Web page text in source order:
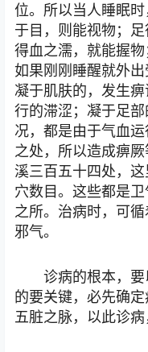
位。所以当人睡眠
于目，则能视物；
得血之濡，就能握物
如果刚刚睡醒就外出
凝于肌肤的，发生
行的滞涩；凝于足
况，都是由于气血
之处，所以造成痹
溪三百五十四处，
穴数目。这些都是
之所。治病时，可
邪气。
诊病的根本，
的要关键，必先确
五脏之脉，以此诊病